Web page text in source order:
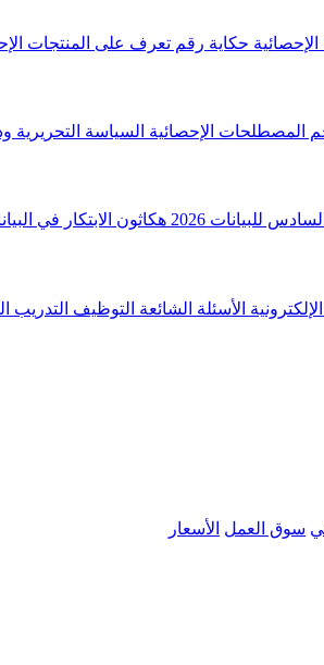
حكاية رقم تعرف على المنتجات
المصطلحات الإحصائية السياسة التحريرية
للبيانات 2026 هكاثون الابتكار في
الأسئلة الشائعة التوظيف التدريب
سوق العمل الأسعار